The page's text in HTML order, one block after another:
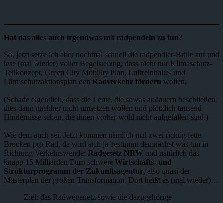
Hat das alles auch irgendwas mit radpendeln zu tun?
So, jetzt setze ich aber nochmal schnell die radpendler-Brille auf und
lese (mal wieder) voller Begeisterung, dass nicht nur Klimaschutz-
Teilkonzept, Green City Mobility Plan, Luftreinhalte- und
Lärmschutzaktionsplan den Radverkehr fördern wollen.
(Schade eigentlich, dass die Leute, die sowas andauern beschließen,
dies dann nachher nicht umsetzen wollen und plötzlich tausend
Hindernisse sehen, die ihnen vorher wohl nicht aufgefallen sind.)
Wie dem auch sei. Jetzt kommen nämlich mal zwei richtig fette
Brocken pro Rad, da wird sich ja bestimmt demnächst was tun in
Richtung Verkehrswende: Radgesetz NRW und natürlich das
knapp 15 Milliarden Euro schwere Wirtschafts- und
Strukturprogramm der Zukunftsagentur, also quasi der
Masterplan der großen Transformation. Dort heißt es (mal wieder)…
Ziel: das Radwegenetz sowie die dazugehörige